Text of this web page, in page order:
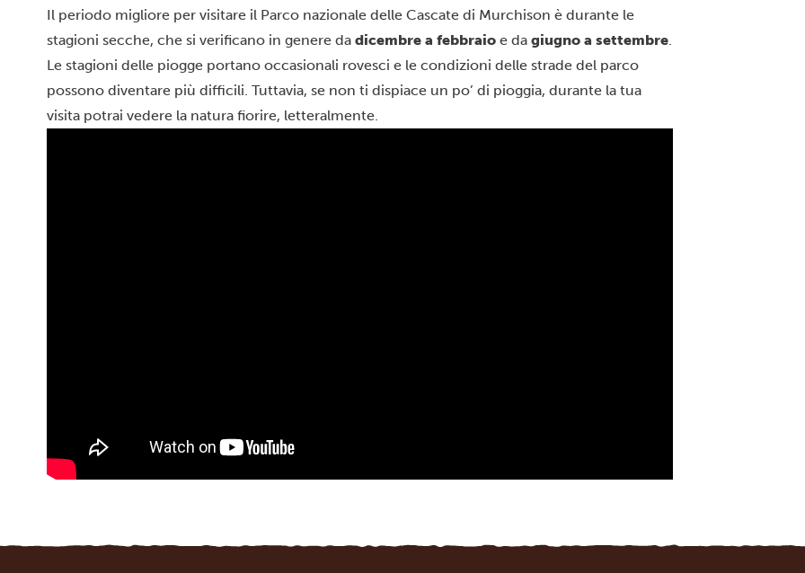
Il periodo migliore per visitare il Parco nazionale delle Cascate di Murchison è durante le
stagioni secche, che si verificano in genere da dicembre a febbraio e da giugno a settembre
Le stagioni delle piogge portano occasionali rovesci e le condizioni delle strade del parco
possono diventare più difficili. Tuttavia, se non ti dispiace un po’ di pioggia, durante la tua
visita potrai vedere la natura fiorire, letteralmente.